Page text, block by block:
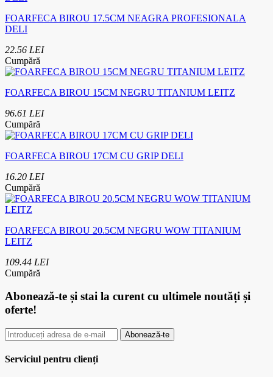
FOARFECA BIROU 17.5CM NEAGRA PROFESIONALA
DELI
22.56 LEI
Cumpără
FOARFECA BIROU 15CM NEGRU TITANIUM LEITZ
96.61 LEI
Cumpără
FOARFECA BIROU 17CM CU GRIP DELI
16.20 LEI
Cumpără
FOARFECA BIROU 20.5CM NEGRU WOW TITANIUM
LEITZ
109.44 LEI
Cumpără
Abonează-te și stai la curent cu ultimele noutăți și
oferte!
Abonează-te
Serviciul pentru clienți